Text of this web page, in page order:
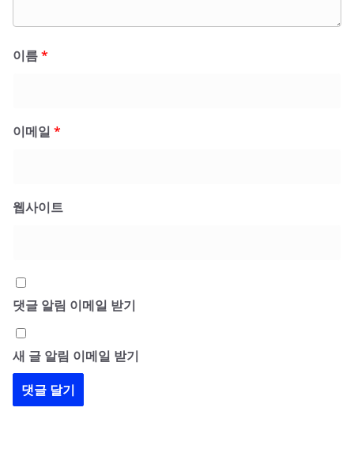
이름*
이메일 *
웹사이트
댓글 알림 이메일 받기
새 글 알림 이메일 받기